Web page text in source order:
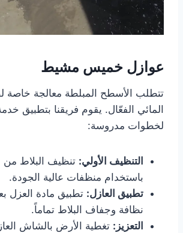
عوازل خميس مشيط
تتطلب الأسطح المبلطة معالجة خاصة
المائي الفعّال. يقوم فريقنا بتطبيق
لخطوات مدروسة:
التنظيف الأولي: تنظيف البلاط من
باستخدام منظفات عالية الجودة.
تطبيق العازل: تطبيق مادة العزل
نظافة وجفاف البلاط تماماً.
التعزيز: تغطية الأرض بالشاش